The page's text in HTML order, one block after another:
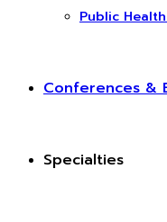
Public
Conferences &
Specialties